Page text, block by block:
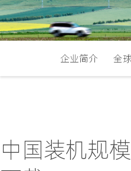
企业简介 全
中国装机规